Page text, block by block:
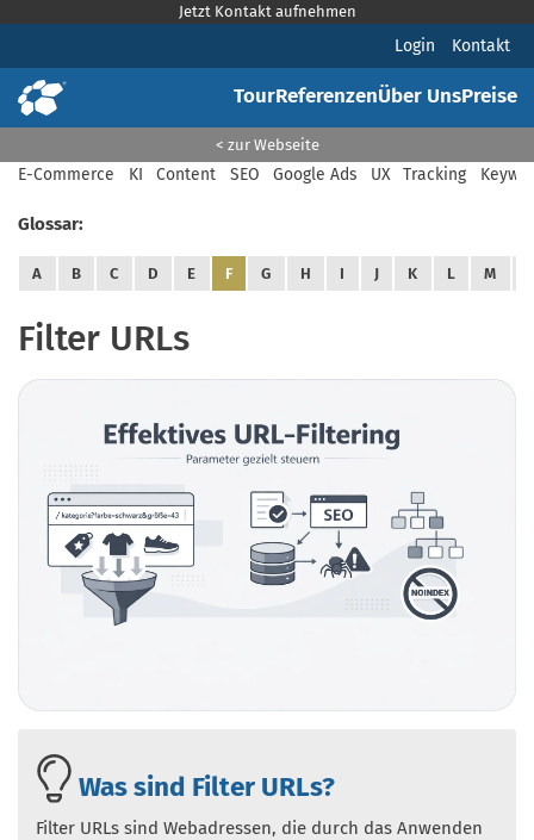
Jetzt Kontakt aufnehmen
Login Kontakt
TourReferenzenÜber UnsPreise
< zur Webseite
E-Commerce KI Content SEO Google Ads UX Tracking
Glossar:
A B C D E F G H I J K L M
Filter URLs
Was sind Filter URLs?
Filter URLs sind Webadressen, die durch das Anwenden